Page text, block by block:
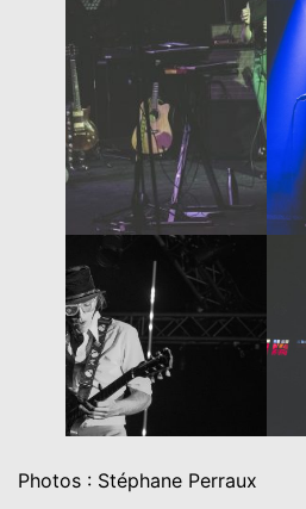
Photos : Stéphane Perraux